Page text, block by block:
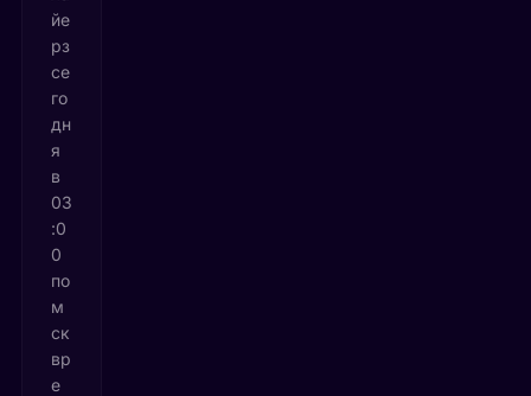
йе
рз
се
го
дн
я
в
03
:0
0
по
м
ск
вр
е